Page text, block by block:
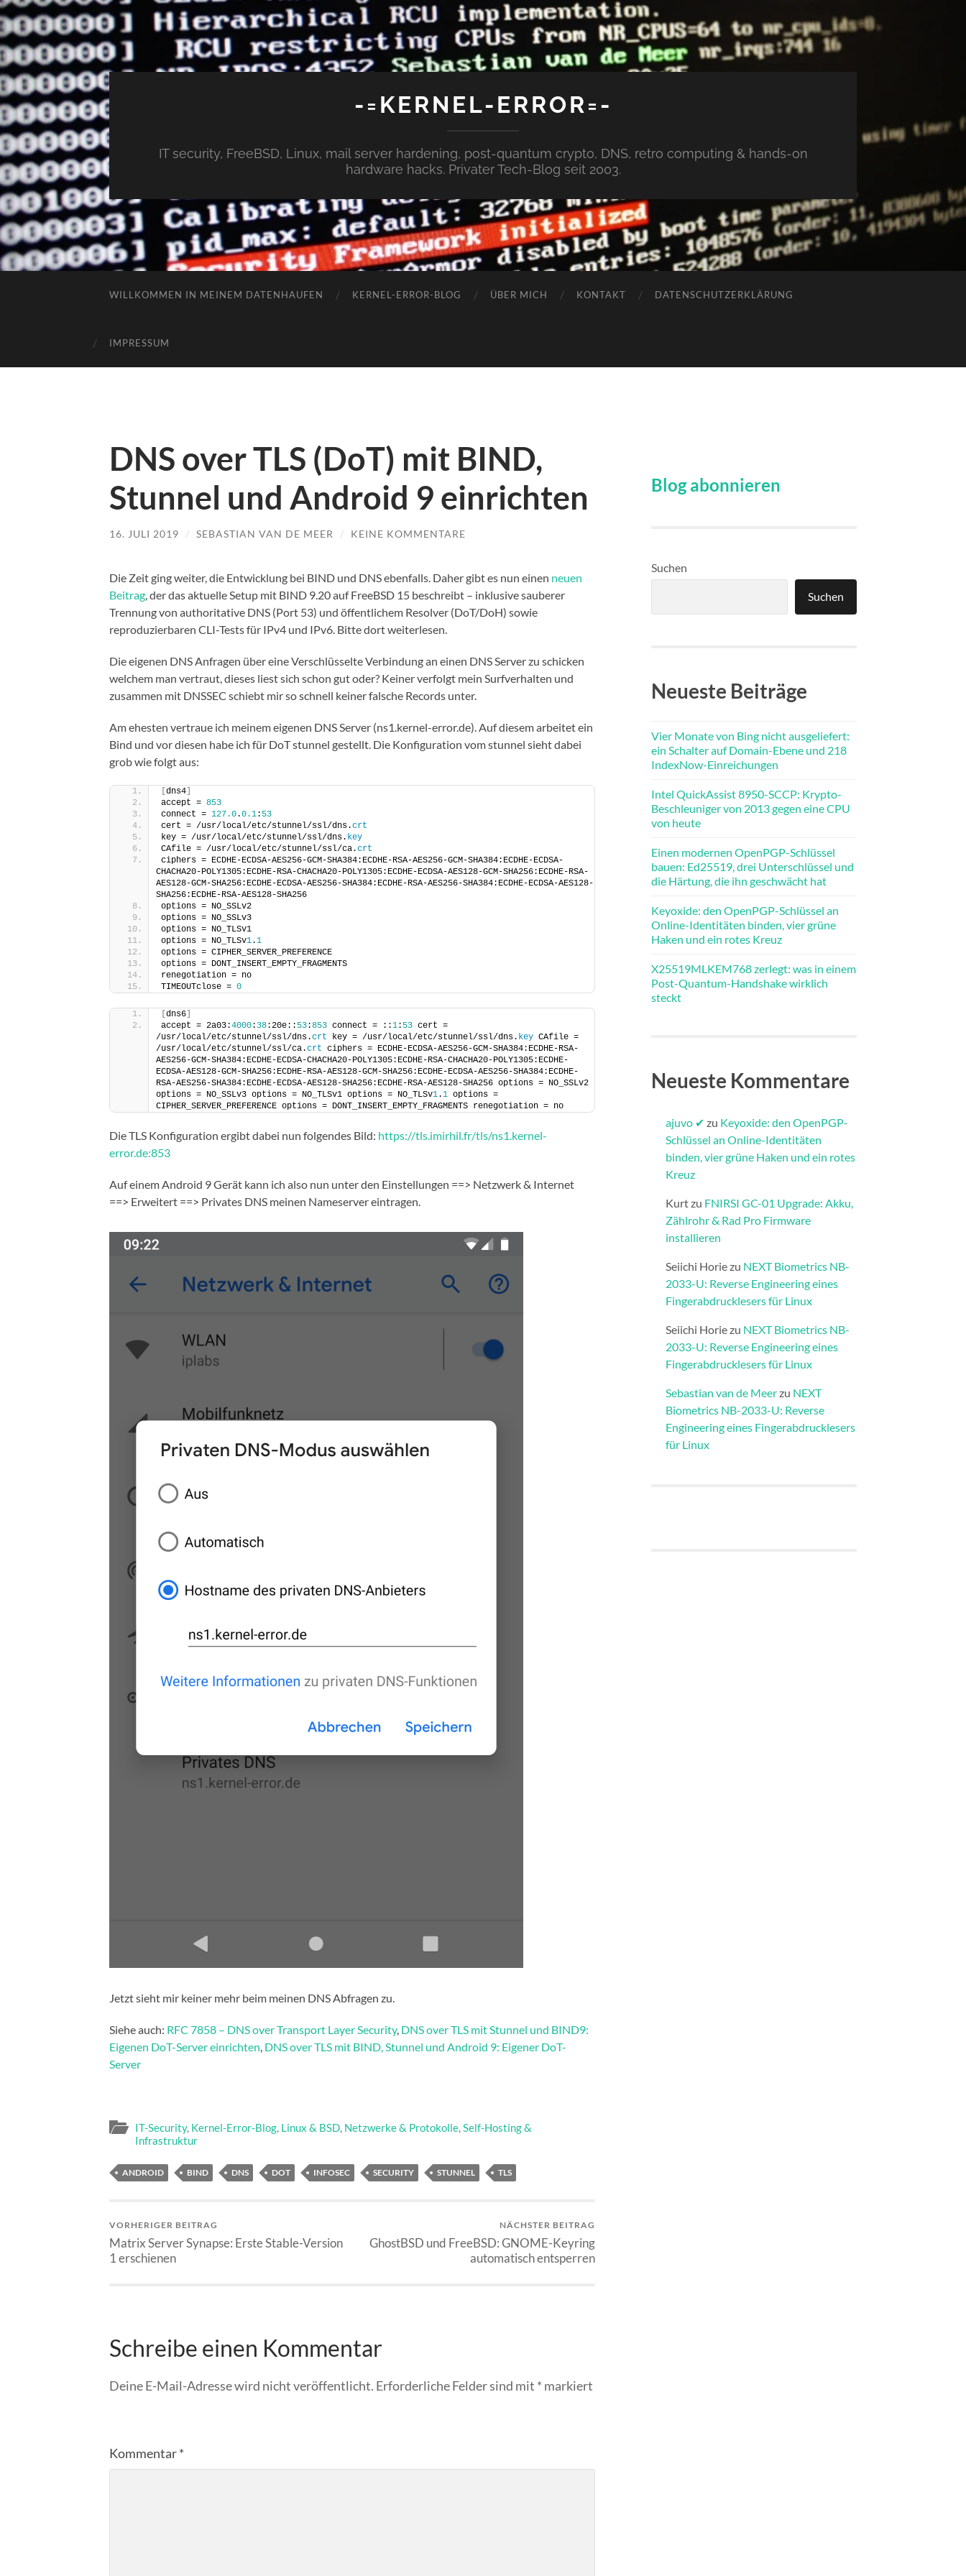
-=KERNEL-ERROR=-
IT security, FreeBSD, Linux, mail server hardening, post-quantum crypto, DNS, retro computing & hands-on
hardware hacks. Privater Tech-Blog seit 2003.
WILLKOMMEN IN MEINEM DATENHAUFEN KERNEL-ERROR-BLOG ÜBER MICH KONTAKT DATENSCHUTZERKLÄRUNG
IMPRESSUM
DNS over TLS (DoT) mit BIND,
Stunnel und Android 9 einrichten
16. JULI 2019 / SEBASTIAN VAN DE MEER / KEINE KOMMENTARE
Die Zeit ging weiter, die Entwicklung bei BIND und DNS ebenfalls. Daher gibt es nun einen neuen
Beitrag , der das aktuelle Setup mit BIND 9.20 auf FreeBSD 15 beschreibt – inklusive sauberer
Trennung von authoritative DNS (Port 53) und öffentlichem Resolver (DoT/DoH) sowie
reproduzierbaren CLI-Tests für IPv4 und IPv6. Bitte dort weiterlesen.
Die eigenen DNS Anfragen über eine Verschlüsselte Verbindung an einen DNS Server zu schicken
welchem man vertraut, dieses liest sich schon gut oder? Keiner verfolgt mein Surfverhalten und
zusammen mit DNSSEC schiebt mir so schnell keiner falsche Records unter.
Am ehesten vertraue ich meinem eigenen DNS Server (ns1.kernel-error.de). Auf diesem arbeitet ein
Bind und vor diesen habe ich für DoT stunnel gestellt. Die Konfiguration vom stunnel sieht dabei
grob wie folgt aus:
[dns4]
accept = 853
connect = 127.0.0.1: 53
cert = /usr/local/etc/stunnel/ssl/dns.crt
key = /usr/local/etc/stunnel/ssl/dns. key
CAfile = /usr/local/etc/stunnel/ssl/ca.crt
ciphers = ECDHE-ECDSA-AES256-GCM-SHA384:ECDHE-RSA-AES256-GCM-SHA384:ECDHE-ECDSA-
CHACHA20-POLY1305:ECDHE-RSA-CHACHA20-POLY1305:ECDHE-ECDSA-AES128-GCM-SHA256:ECDHE-RSA-
AES128-GCM-SHA256:ECDHE-ECDSA-AES256-SHA384:ECDHE-RSA-AES256-SHA384:ECDHE-ECDSA-AES128-
SHA256:ECDHE-RSA-AES128-SHA256
options = NO_SSLv2
options = NO_SSLv3
options = NO_TLSv1
options = NO_TLSv1.1
options = CIPHER_SERVER_PREFERENCE
options = DONT_INSERT_EMPTY_FRAGMENTS
renegotiation = no
TIMEOUTclose = 0
[dns6]
accept = 2a03:4000: 38:20e:: 53:853 connect = ::1: 53 cert =
/usr/local/etc/stunnel/ssl/dns.crt key = /usr/local/etc/stunnel/ssl/dns. key CAfile =
/usr/local/etc/stunnel/ssl/ca.crt ciphers = ECDHE-ECDSA-AES256-GCM-SHA384:ECDHE-RSA-
AES256-GCM-SHA384:ECDHE-ECDSA-CHACHA20-POLY1305:ECDHE-RSA-CHACHA20-POLY1305:ECDHE-
ECDSA-AES128-GCM-SHA256:ECDHE-RSA-AES128-GCM-SHA256:ECDHE-ECDSA-AES256-SHA384:ECDHE-
RSA-AES256-SHA384:ECDHE-ECDSA-AES128-SHA256:ECDHE-RSA-AES128-SHA256 options = NO_SSLv2
options = NO_SSLv3 options = NO_TLSv1 options = NO_TLSv1.1 options =
CIPHER_SERVER_PREFERENCE options = DONT_INSERT_EMPTY_FRAGMENTS renegotiation = no
Die TLS Konfiguration ergibt dabei nun folgendes Bild: https://tls.imirhil.fr/tls/ns1.kernel-
error.de:853
Auf einem Android 9 Gerät kann ich also nun unter den Einstellungen ==> Netzwerk & Internet
==> Erweitert ==> Privates DNS meinen Nameserver eintragen.
Jetzt sieht mir keiner mehr beim meinen DNS Abfragen zu.
Siehe auch: RFC 7858 – DNS over Transport Layer Security, DNS over TLS mit Stunnel und BIND9:
Eigenen DoT-Server einrichten DNS over TLS mit BIND, Stunnel und Android 9: Eigener DoT-
Server
IT-Security, Kernel-Error-Blog, Linux & BSD, Netzwerke & Protokolle,Self-Hosting &
Infrastruktur
ANDROID BIND DNS DOT INFOSEC SECURITY STUNNEL TLS
VORHERIGER BEITRAG
Matrix Server Synapse: Erste Stable-Version
1 erschienen
NÄCHSTER BEITRAG
GhostBSD und FreeBSD: GNOME-Keyring
automatisch entsperren
Schreibe einen Kommentar
Deine E-Mail-Adresse wird nicht veröffentlicht. Erforderliche Felder sind mit * markiert
Kommentar*
Blog abonnieren
Suchen
Suchen
Neueste Beiträge
Vier Monate von Bing nicht ausgeliefert:
ein Schalter auf Domain-Ebene und 218
IndexNow-Einreichungen
Intel QuickAssist 8950-SCCP: Krypto-
Beschleuniger von 2013 gegen eine CPU
von heute
Einen modernen OpenPGP-Schlüssel
bauen: Ed25519, drei Unterschlüssel und
die Härtung, die ihn geschwächt hat
Keyoxide: den OpenPGP-Schlüssel an
Online-Identitäten binden, vier grüne
Haken und ein rotes Kreuz
X25519MLKEM768 zerlegt: was in einem
Post-Quantum-Handshake wirklich
steckt
Neueste Kommentare
ajuvo ✔ zu Keyoxide: den OpenPGP-
Schlüssel an Online-Identitäten
binden, vier grüne Haken und ein rotes
Kreuz
Kurtzu FNIRSI GC-01 Upgrade: Akku,
Zählrohr & Rad Pro Firmware
installieren​
Seiichi Horiezu NEXT Biometrics NB-
2033-U: Reverse Engineering eines
Fingerabdrucklesers für Linux
Seiichi Horiezu NEXT Biometrics NB-
2033-U: Reverse Engineering eines
Fingerabdrucklesers für Linux
Sebastian van de Meerzu NEXT
Biometrics NB-2033-U: Reverse
Engineering eines Fingerabdrucklesers
für Linux